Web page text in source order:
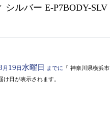
シルバー E-P7BODY-SLV
月 19日 水曜日 までに 「 神奈川県横浜市
日が表示されます。